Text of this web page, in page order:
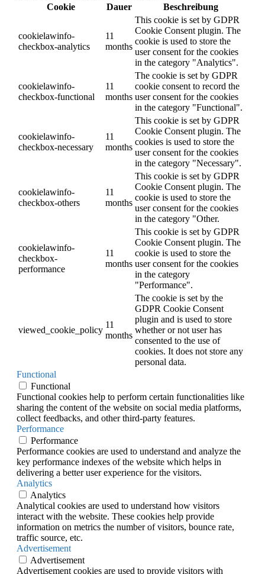
Cookie
Dauer Beschreibung
cookielawinfo-
checkbox-analytics
11
months
This cookie is set by GDPR
Cookie Consent plugin. The
cookie is used to store the
user consent for the cookies
in the category "Analytics".
cookielawinfo-
checkbox-functional
11
months
The cookie is set by GDPR
cookie consent to record the
user consent for the cookies
in the category "Functional".
cookielawinfo-
checkbox-necessary
11
months
This cookie is set by GDPR
Cookie Consent plugin. The
cookies is used to store the
user consent for the cookies
in the category "Necessary".
cookielawinfo-
checkbox-others
11
months
This cookie is set by GDPR
Cookie Consent plugin. The
cookie is used to store the
user consent for the cookies
in the category "Other.
cookielawinfo-
checkbox-
performance
11
months
This cookie is set by GDPR
Cookie Consent plugin. The
cookie is used to store the
user consent for the cookies
in the category
"Performance".
viewed_cookie_policy
11
months
The cookie is set by the
GDPR Cookie Consent
plugin and is used to store
whether or not user has
consented to the use of
cookies. It does not store any
personal data.
Functional
Functional
Functional cookies help to perform certain functionalities like
sharing the content of the website on social media platforms,
collect feedbacks, and other third-party features.
Performance
Performance
Performance cookies are used to understand and analyze the
key performance indexes of the website which helps in
delivering a better user experience for the visitors.
Analytics
Analytics
Analytical cookies are used to understand how visitors
interact with the website. These cookies help provide
information on metrics the number of visitors, bounce rate,
traffic source, etc.
Advertisement
Advertisement
Advertisement cookies are used to provide visitors with